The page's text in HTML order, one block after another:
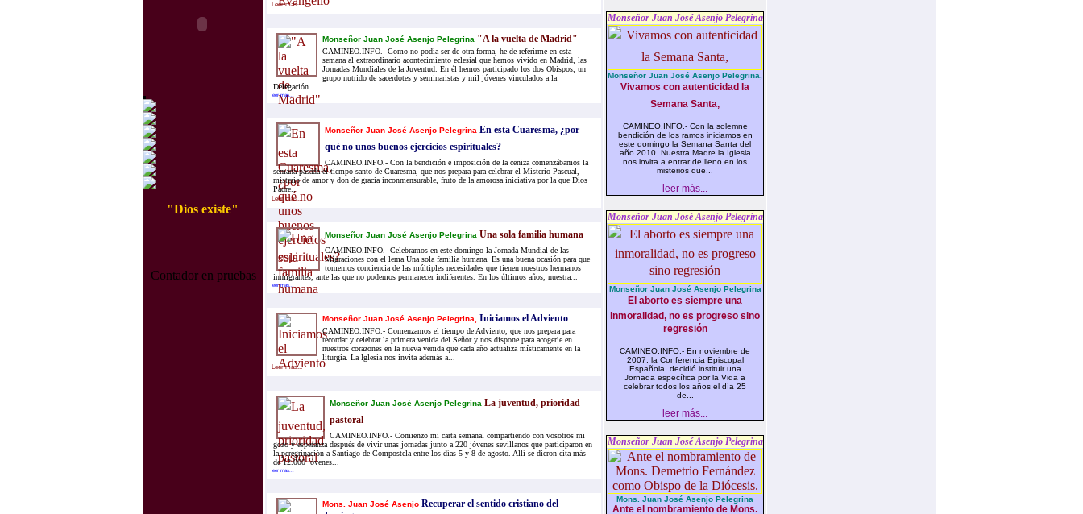
"Dios existe"
Contador en pruebas
Leer mas...
Monseñor Juan José Asenjo Pelegrina "A la vuelta de Madrid"
CAMINEO.INFO.- Como no podía ser de otra forma, he de referirme en esta
semana al extraordinario acontecimiento eclesial que hemos vivido en Madrid, las
Jornadas Mundiales de la Juventud. En él hemos participado los dos Obispos, un
grupo nutrido de sacerdotes y seminaristas y mil jóvenes vinculados a la
Delegación...
leer mas...
Monseñor Juan José Asenjo Pelegrina En esta Cuaresma, ¿por
qué no unos buenos ejercicios espirituales?
CAMINEO.INFO.- Con la bendición e imposición de la ceniza comenzábamos la
semana pasada el tiempo santo de Cuaresma, que nos prepara para celebrar el Misterio Pascual,
misterio de amor y don de gracia inconmensurable, fruto de la amorosa iniciativa por la que Dios
Padre...
Leer mas...
Monseñor Juan José Asenjo Pelegrina Una sola familia humana
CAMINEO.INFO.- Celebramos en este domingo la Jornada Mundial de las
Migraciones con el lema Una sola familia humana. Es una buena ocasión para que
tomemos conciencia de las múltiples necesidades que tienen nuestros hermanos
inmigrantes, ante las que no podemos permanecer indiferentes. En los últimos años, nuestra...
leer mas...
Monseñor Juan José Asenjo Pelegrina, Iniciamos el Adviento
CAMINEO.INFO.- Comenzamos el tiempo de Adviento, que nos prepara para
recordar y celebrar la primera venida del Señor y nos dispone para acogerle en
nuestros corazones en la nueva venida que cada año actualiza místicamente en la
liturgia. La Iglesia nos invita además a...
Leer mas...
Monseñor Juan José Asenjo Pelegrina La juventud, prioridad
pastoral
CAMINEO.INFO.- Comienzo mi carta semanal compartiendo con vosotros mi
gozo y esperanza después de vivir unas jornadas junto a 220 jóvenes sevillanos que participaron en
la peregrinación a Santiago de Compostela entre los días 5 y 8 de agosto. Allí se dieron cita más
de 12.000 jóvenes...
leer mas...
Mons. Juan José Asenjo Recuperar el sentido cristiano del
Monseñor Juan José Asenjo Pelegrina
Monseñor Juan José Asenjo Pelegrina,
Vivamos con autenticidad la
Semana Santa,
CAMINEO.INFO.- Con la solemne
bendición de los ramos iniciamos en
este domingo la Semana Santa del
año 2010. Nuestra Madre la Iglesia
nos invita a entrar de lleno en los
misterios que...
leer más...
Monseñor Juan José Asenjo Pelegrina
Monseñor Juan José Asenjo Pelegrina
El aborto es siempre una
inmoralidad, no es progreso sino
regresión
CAMINEO.INFO.- En noviembre de
2007, la Conferencia Episcopal
Española, decidió instituir una
Jornada específica por la Vida a
celebrar todos los años el día 25
de...
leer más...
Monseñor Juan José Asenjo Pelegrina
Mons. Juan José Asenjo Pelegrina
Ante el nombramiento de Mons.